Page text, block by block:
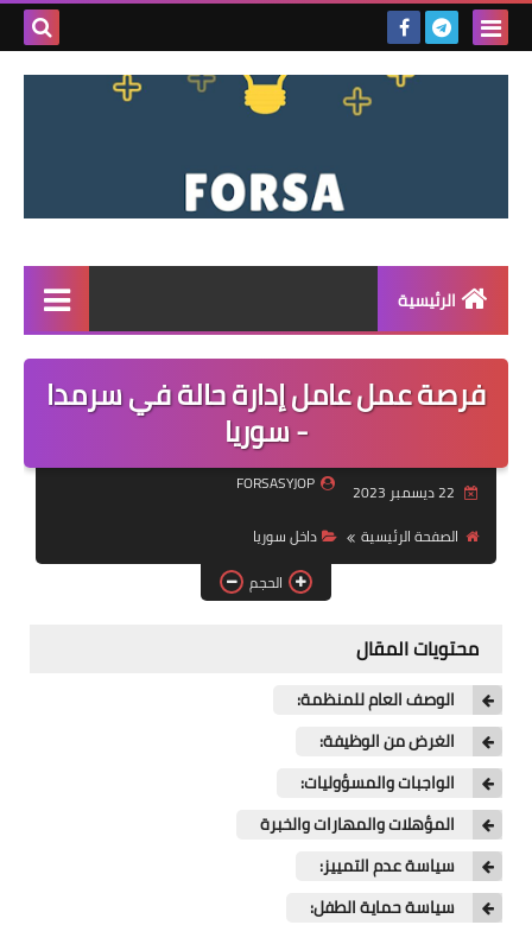
بحث
الرئيسية
القائمة
مناقصات
فرص عمل داخل سوريا
فرص عمل في العراق
فرص عمل في اليمن
فرصة عمل عامل إدارة حالة في سرمدا
- سوريا
FORSASYJOP
الصفحة الرئيسية
داخل سوريا
الحجم
محتويات المقال
الوصف العام للمنظمة:
الغرض من الوظيفة:
الواجبات والمسؤوليات:
المؤهلات والمهارات والخبرة
سياسة عدم التمييز:
سياسة حماية الطفل: